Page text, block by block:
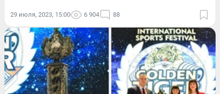
29 июля, 2023, 15:00 6 904 88